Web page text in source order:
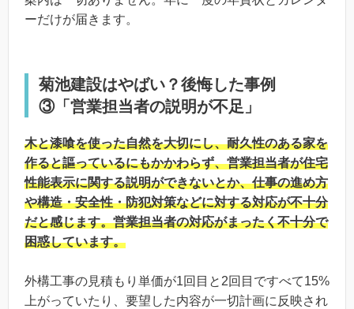
ーだけが届きます。
菊池建設はやばい？後悔した事例
③「営業担当者の説明が不足」
木と漆喰を使った自然を大切にし、耐久性のある家を
作ると謳っているにもかかわらず、営業担当者が住宅
性能表示に関する説明ができないとか、仕事の進め方
や構造・安全性・防犯対策などに対する対応が不十分
だと感じます。営業担当者の対応がまったく不十分で
困惑しています。
外構工事の見積もり単価が1回目と2回目ですべて15%
上がっていたり、要望した内容が一切計画に反映され